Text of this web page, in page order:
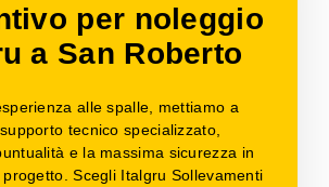
per noleggio
a San Roberto
alle spalle, mettiamo a
tecnico specializzato,
e la massima sicurezza in
Scegli Italgru Sollevamenti